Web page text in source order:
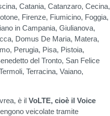
Catania, Catanzaro, Cecina,
Firenze, Fiumicino, Foggia,
in Campania, Giulianova,
Domus De Maria, Matera,
Perugia, Pisa, Pistoia,
del Tronto, San Felice
Terracina, Vaiano,
è il VoLTE, cioè il Voice
veicolate tramite